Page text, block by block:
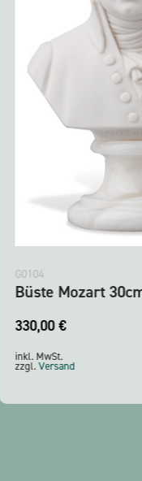
G0104
Büste Mozart 30cm
330,00€
inkl. MwSt.
zzgl.Versand